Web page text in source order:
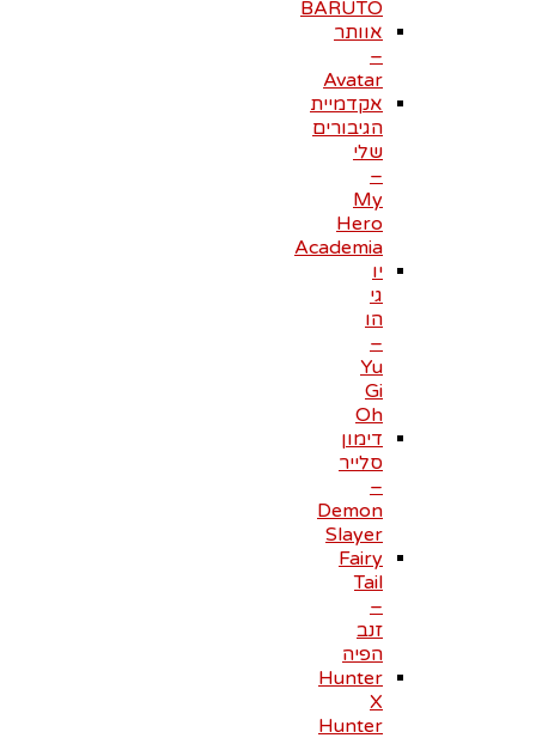
BARUTO
אוותר
–
Avatar
אקדמיית
הגיבורים
שלי
–
My
Hero
Academia
יו
גי
הו
–
Yu
Gi
Oh
דימון
סלייר
–
Demon
Slayer
Fairy
Tail
–
זנב
הפיה
Hunter
X
Hunter